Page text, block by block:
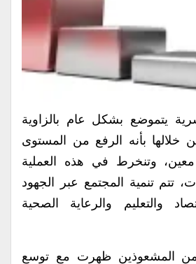
يتموضع بشكل عام بالزاوية
خلالها بأنه الرفع من المستوى
وتنخرط في هذه العملية
تتم تنمية المجتمع عبر الجهود
والتعليم والرعاية الصحية
المشعوذين ظهرت مع توسع